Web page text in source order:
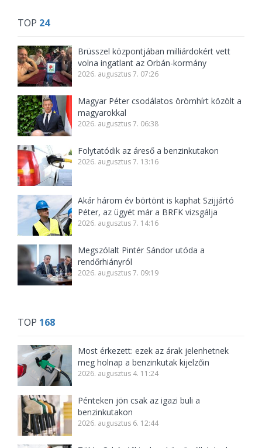
TOP 24
Brüsszel központjában milliárdokért vett
volna ingatlant az Orbán-kormány
2026. augusztus 7. 07:26
Magyar Péter csodálatos örömhírt közölt a
magyarokkal
2026. augusztus 7. 06:38
Folytatódik az áreső a benzinkutakon
2026. augusztus 7. 13:16
Akár három év börtönt is kaphat Szijjártó
Péter, az ügyét már a BRFK vizsgálja
2026. augusztus 7. 14:16
Megszólalt Pintér Sándor utóda a
rendőrhiányról
2026. augusztus 7. 09:19
TOP 168
Most érkezett: ezek az árak jelenhetnek
meg holnap a benzinkutak kijelzőin
2026. augusztus 4. 11:24
Pénteken jön csak az igazi buli a
benzinkutakon
2026. augusztus 6. 12:44